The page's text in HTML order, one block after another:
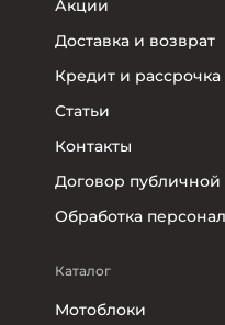
Акции
Доставка и возврат
Кредит и рассрочка
Статьи
Контакты
Договор
Обработка
Каталог
Мотоблоки